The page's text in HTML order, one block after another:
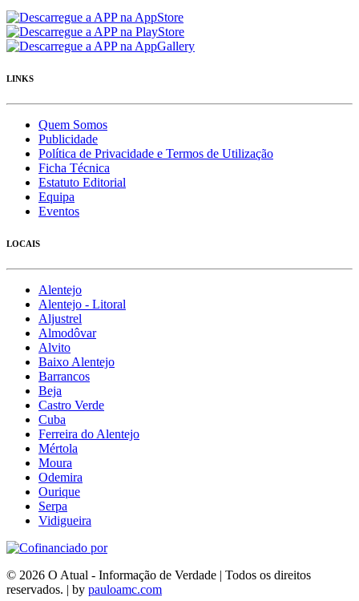
LINKS
Quem Somos
Publicidade
Política de Privacidade e Termos de Utilização
Ficha Técnica
Estatuto Editorial
Equipa
Eventos
LOCAIS
Alentejo
Alentejo - Litoral
Aljustrel
Almodôvar
Alvito
Baixo Alentejo
Barrancos
Beja
Castro Verde
Cuba
Ferreira do Alentejo
Mértola
Moura
Odemira
Ourique
Serpa
Vidigueira
© 2026 O Atual - Informação de Verdade | Todos os direitos
reservados. | by pauloamc.com